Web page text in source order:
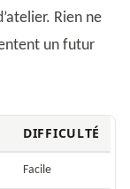
Rien ne
un futur
DIFFICULTÉ
Facile